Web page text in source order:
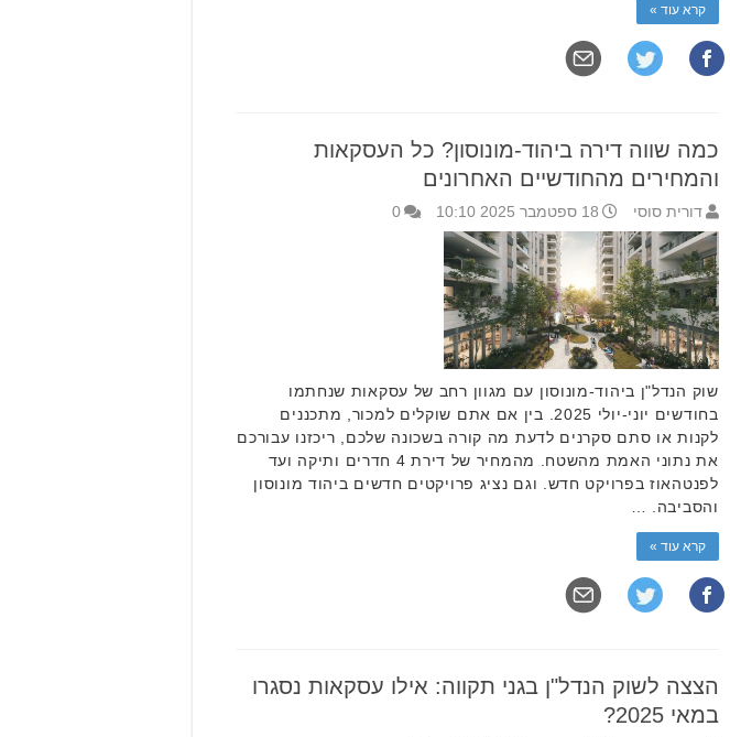
קרא עוד »
כמה שווה דירה ביהוד-מונוסון? כל העסקאות
והמחירים מהחודשיים האחרונים
דורית סוסי 18 ספטמבר 2025 10:10 0
שוק הנדל"ן ביהוד-מונוסון עם מגוון רחב של עסקאות שנחתמו
בחודשים יוני-יולי 2025. בין אם אתם שוקלים למכור, מתכננים
לקנות או סתם סקרנים לדעת מה קורה בשכונה שלכם, ריכזנו עבורכם
את נתוני האמת מהשטח. מהמחיר של דירת 4 חדרים ותיקה ועד
לפנטהאוז בפרויקט חדש. וגם נציג פרויקטים חדשים ביהוד מונוסון
והסביבה. …
קרא עוד »
הצצה לשוק הנדל"ן בגני תקווה: אילו עסקאות נסגרו
במאי 2025?